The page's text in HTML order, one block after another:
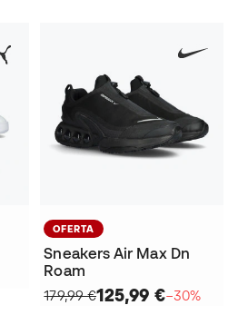
OFERTA
Sneakers Air Max Dn
Roam
179,99 €125,99 €−30%